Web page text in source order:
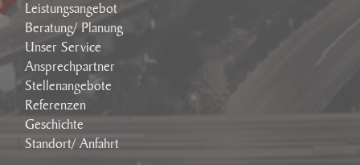
Leistungsangebot
Beratung/ Planung
Unser Service
Ansprechpartner
Stellenangebote
Referenzen
Geschichte
Standort/ Anfahrt